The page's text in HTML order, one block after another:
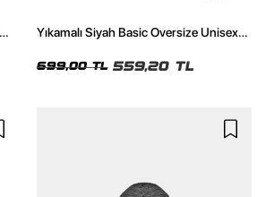
Yıkamalı Siyah Basic Oversize Unisex
699,00 TL 559,20 TL